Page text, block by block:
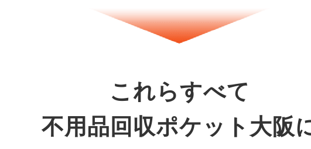
これらすべて
不用品回収ポケット大阪